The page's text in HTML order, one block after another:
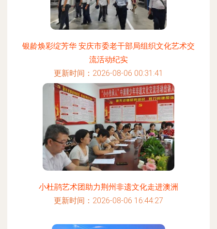
银龄焕彩绽芳华 安庆市委老干部局组织文化艺术交
流活动纪实
更新时间：2026-08-06 00:31:41
小杜鹃艺术团助力荆州非遗文化走进澳洲
更新时间：2026-08-06 16:44:27